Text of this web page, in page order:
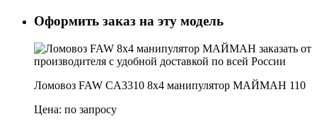
Оформить заказ на эту модель
Ломовоз FAW CA3310 8x4 манипулятор МАЙМАН 110
Цена: по запросу